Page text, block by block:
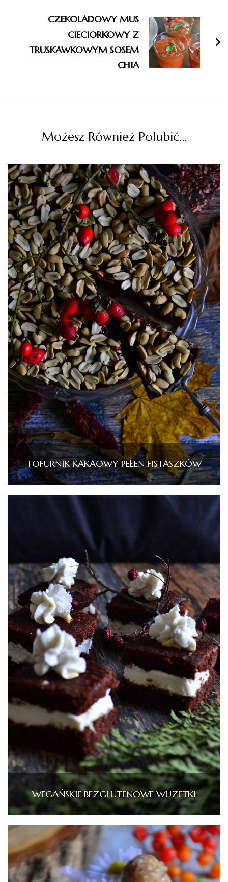
CZEKOLADOWY MUS
CIECIORKOWY Z
TRUSKAWKOWYM SOSEM
CHIA
Możesz Również Polubić…
TOFURNIK KAKAOWY PEŁEN FISTASZKÓW
WEGAŃSKIE BEZGLUTENOWE WUZETKI